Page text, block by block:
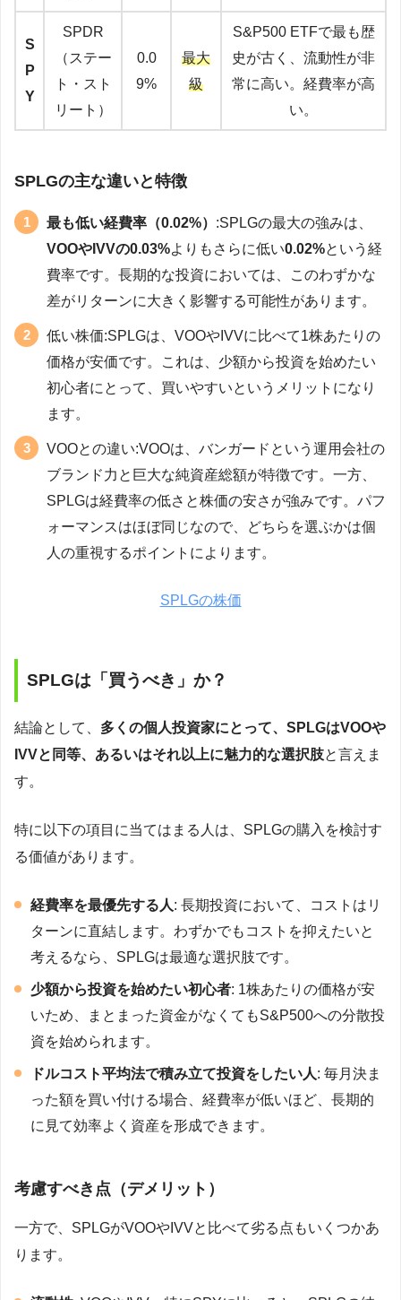
S
P
Y
SPDR
（ステー
ト・スト
リート）
0.0
9%
最大
級
S&P500 ETFで最も歴
史が古く、流動性が非
常に高い。経費率が高
い。
SPLGの主な違いと特徴
最も低い経費率（0.02%） :SPLGの最大の強みは、
VOOやIVVの0.03%よりもさらに低い0.02%という経
費率です。長期的な投資においては、このわずかな
差がリターンに大きく影響する可能性があります。
低い株価:SPLGは、VOOやIVVに比べて1株あたりの
価格が安価です。これは、少額から投資を始めたい
初心者にとって、買いやすいというメリットになり
ます。
VOOとの違い:VOOは、バンガードという運用会社の
ブランド力と巨大な純資産総額が特徴です。一方、
SPLGは経費率の低さと株価の安さが強みです。パフ
ォーマンスはほぼ同じなので、どちらを選ぶかは個
人の重視するポイントによります。
SPLGの株価
SPLGは「買うべき」か？
結論として、 多くの個人投資家にとって、SPLGはVOOや
IVVと同等、あるいはそれ以上に魅力的な選択肢と言えま
す。
特に以下の項目に当てはまる人は、SPLGの購入を検討す
る価値があります。
経費率を最優先する人: 長期投資において、コストはリ
ターンに直結します。わずかでもコストを抑えたいと
考えるなら、SPLGは最適な選択肢です。
少額から投資を始めたい初心者: 1株あたりの価格が安
いため、まとまった資金がなくてもS&P500への分散投
資を始められます。
ドルコスト平均法で積み立て投資をしたい人: 毎月決ま
った額を買い付ける場合、経費率が低いほど、長期的
に見て効率よく資産を形成できます。
考慮すべき点（デメリット）
一方で、SPLGがVOOやIVVと比べて劣る点もいくつかあ
ります。